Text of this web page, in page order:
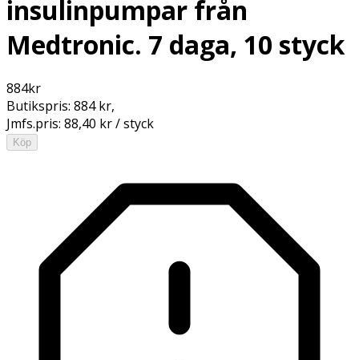
insulinpumpar från
Medtronic. 7 daga, 10 styck
884kr
Butikspris: 884 kr,
Jmfs.pris: 88,40 kr / styck
Köp